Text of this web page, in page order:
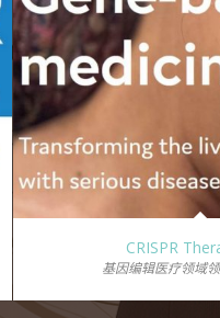
CRISPR
基因编辑医疗领域